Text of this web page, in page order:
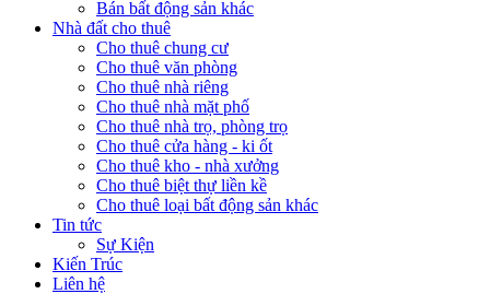
Bán bất động sản khác
Nhà đất cho thuê
Cho thuê chung cư
Cho thuê văn phòng
Cho thuê nhà riêng
Cho thuê nhà mặt phố
Cho thuê nhà trọ, phòng trọ
Cho thuê cửa hàng - ki ốt
Cho thuê kho - nhà xưởng
Cho thuê biệt thự liền kề
Cho thuê loại bất động sản khác
Tin tức
Sự Kiện
Kiến Trúc
Liên hệ